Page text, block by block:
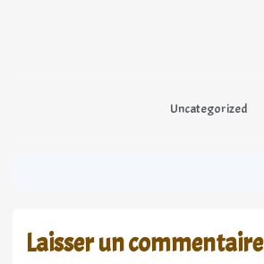
Uncategorized
Laisser un commentaire